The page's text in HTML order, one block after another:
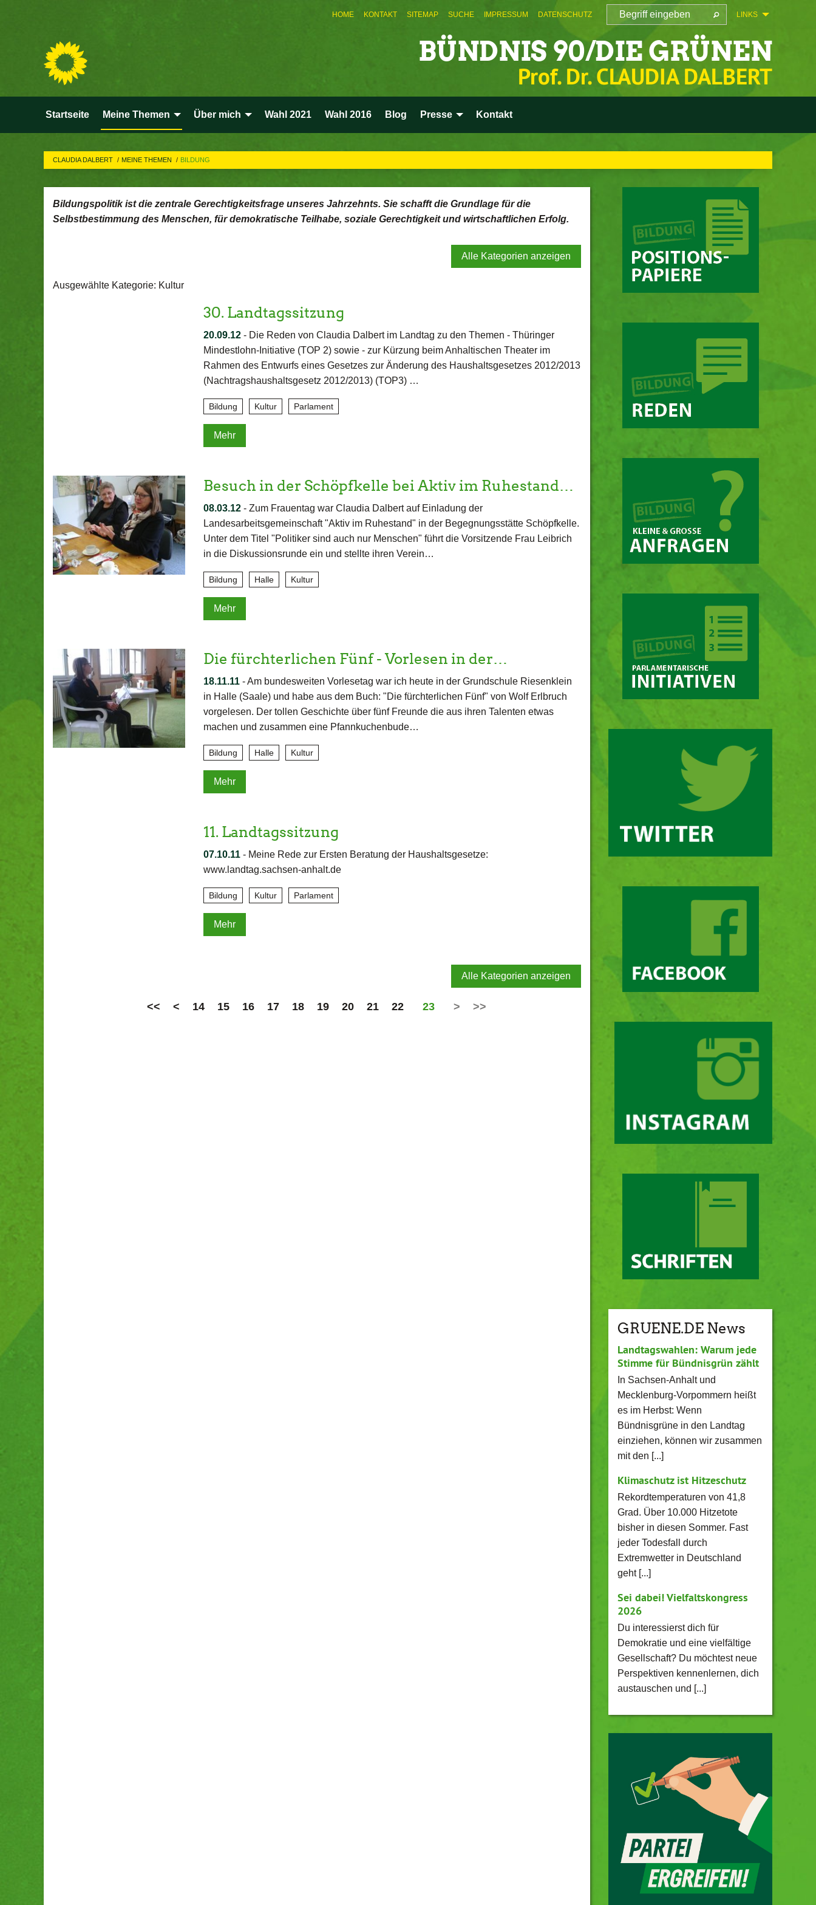
LINKS
HOME KONTAKT SITEMAP SUCHE IMPRESSUM DATENSCHUTZ
BÜNDNIS 90/DIE GRÜNEN
Prof. Dr. CLAUDIA DALBERT
Startseite Meine Themen Über mich Wahl 2021 Wahl 2016 Blog Presse Kontakt
CLAUDIA DALBERT MEINE THEMEN BILDUNG
Bildungspolitik ist die zentrale Gerechtigkeitsfrage unseres Jahrzehnts. Sie schafft die Grundlage für die
Selbstbestimmung des Menschen, für demokratische Teilhabe, soziale Gerechtigkeit und wirtschaftlichen Erfolg.
Alle Kategorien anzeigen
Ausgewählte Kategorie: Kultur
30. Landtagssitzung
20.09.12- Die Reden von Claudia Dalbert im Landtag zu den Themen - Thüringer
Mindestlohn-Initiative (TOP 2) sowie - zur Kürzung beim Anhaltischen Theater im
Rahmen des Entwurfs eines Gesetzes zur Änderung des Haushaltsgesetzes 2012/2013
(Nachtragshaushaltsgesetz 2012/2013) (TOP3) …
Bildung Kultur Parlament
Mehr
Besuch in der Schöpfkelle bei Aktiv im Ruhestand…
08.03.12- Zum Frauentag war Claudia Dalbert auf Einladung der
Landesarbeitsgemeinschaft "Aktiv im Ruhestand" in der Begegnungsstätte Schöpfkelle.
Unter dem Titel "Politiker sind auch nur Menschen" führt die Vorsitzende Frau Leibrich
in die Diskussionsrunde ein und stellte ihren Verein…
Bildung Halle Kultur
Mehr
Die fürchterlichen Fünf - Vorlesen in der…
18.11.11-Am bundesweiten Vorlesetag war ich heute in der Grundschule Riesenklein
in Halle (Saale) und habe aus dem Buch: "Die fürchterlichen Fünf" von Wolf Erlbruch
vorgelesen. Der tollen Geschichte über fünf Freunde die aus ihren Talenten etwas
machen und zusammen eine Pfannkuchenbude…
Bildung Halle Kultur
Mehr
11. Landtagssitzung
07.10.11- Meine Rede zur Ersten Beratung der Haushaltsgesetze:
www.landtag.sachsen-anhalt.de
Bildung Kultur Parlament
Mehr
Alle Kategorien anzeigen
<< < 14 15 16 17 18 19 20 21 22 23 > >>
GRUENE.DE News
Landtagswahlen: Warum jede
Stimme für Bündnisgrün zählt
In Sachsen-Anhalt und
Mecklenburg-Vorpommern heißt
es im Herbst: Wenn
Bündnisgrüne in den Landtag
einziehen, können wir zusammen
mit den [...]
Klimaschutz ist Hitzeschutz
Rekordtemperaturen von 41,8
Grad. Über 10.000 Hitzetote
bisher in diesen Sommer. Fast
jeder Todesfall durch
Extremwetter in Deutschland
geht [...]
Sei dabei! Vielfaltskongress
2026
Du interessierst dich für
Demokratie und eine vielfältige
Gesellschaft? Du möchtest neue
Perspektiven kennenlernen, dich
austauschen und [...]